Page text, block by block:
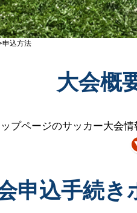
申込方法
大会概
ップページのサッカー大会
申込手続